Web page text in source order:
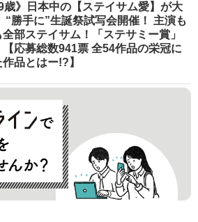
歳》日本中の【ステイサム愛】が大
“勝手に”生誕祭試写会開催！ 主演も
部ステイサム！「ステサミー賞」
【応募総数941票 全54作品の栄冠に
品とはー!?】